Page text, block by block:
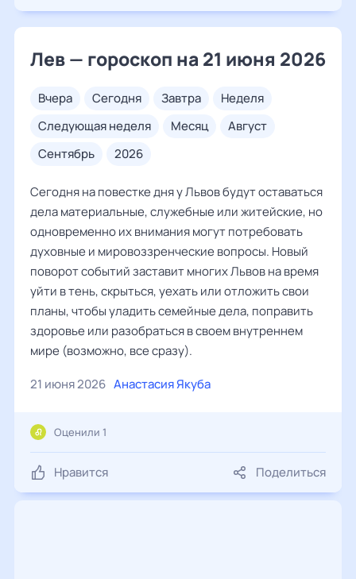
Лев — гороскоп на 21 июня 2026
вчера сегодня завтра
неделя
следующая неделя
месяц
август
сентябрь
2026
Сегодня на повестке дня у Львов будут оставаться
дела материальные, служебные или житейские, но
одновременно их внимания могут потребовать
духовные и мировоззренческие вопросы. Новый
поворот событий заставит многих Львов на время
уйти в тень, скрыться, уехать или отложить свои
планы, чтобы уладить семейные дела, поправить
здоровье или разобраться в своем внутреннем
мире (возможно, все сразу).
21 июня 2026 Анастасия Якуба
Нравится Поделиться
Оценили 1